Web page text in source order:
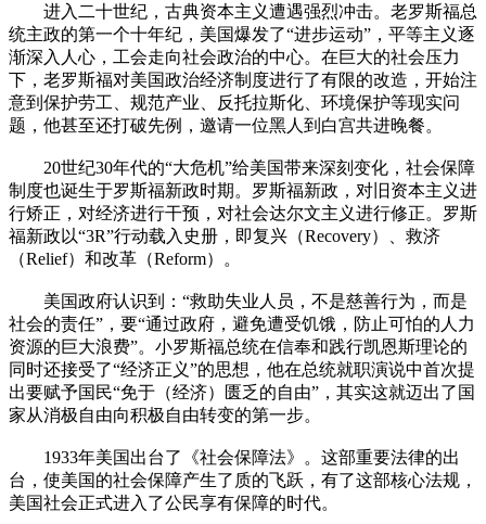
进入二十世纪，古典资本主义遭遇强烈冲击。老罗斯福总
统主政的第一个十年纪，美国爆发了“进步运动”，平等主义逐
渐深入人心，工会走向社会政治的中心。在巨大的社会压力
下，老罗斯福对美国政治经济制度进行了有限的改造，开始注
意到保护劳工、规范产业、反托拉斯化、环境保护等现实问
题，他甚至还打破先例，邀请一位黑人到白宫共进晚餐。
20世纪30年代的“大危机”给美国带来深刻变化，社会保障
制度也诞生于罗斯福新政时期。罗斯福新政，对旧资本主义进
行矫正，对经济进行干预，对社会达尔文主义进行修正。罗斯
福新政以“3R”行动载入史册，即复兴（Recovery）、救济
（Relief）和改革（Reform）。
美国政府认识到：“救助失业人员，不是慈善行为，而是
社会的责任”，要“通过政府，避免遭受饥饿，防止可怕的人力
资源的巨大浪费”。小罗斯福总统在信奉和践行凯恩斯理论的
同时还接受了“经济正义”的思想，他在总统就职演说中首次提
出要赋予国民“免于（经济）匮乏的自由”，其实这就迈出了国
家从消极自由向积极自由转变的第一步。
1933年美国出台了《社会保障法》。这部重要法律的出
台，使美国的社会保障产生了质的飞跃，有了这部核心法规，
美国社会正式进入了公民享有保障的时代。